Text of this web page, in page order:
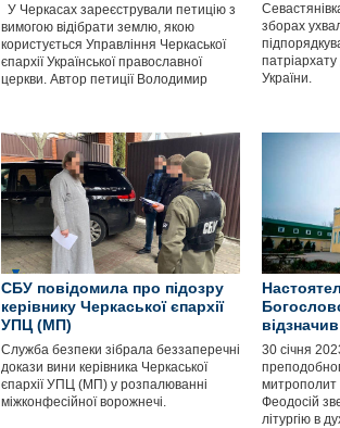
У Черкасах зареєстрували петицію з
вимогою відібрати землю, якою
користується Управління Черкаської
єпархії Української православної
церкви. Автор петиції Володимир
зборах
України.
СБУ повідомила про підозру
керівнику Черкаської єпархії
УПЦ (МП)
Служба безпеки зібрала беззаперечні
докази вини керівника Черкаської
єпархії УПЦ (МП) у розпалюванні
міжконфесійної ворожнечі.
30 січня
митрополит
Феодосій
літургію в